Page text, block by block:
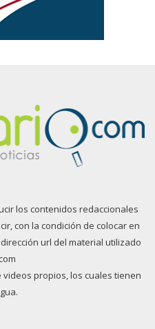
los contenidos redaccionales
con la condición de colocar en
url del material utilizado
propios, los cuales tienen